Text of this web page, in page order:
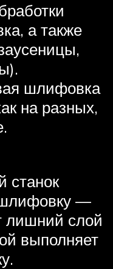
а также
шлифовка
на разных,
станок
—
лишний слой
выполняет